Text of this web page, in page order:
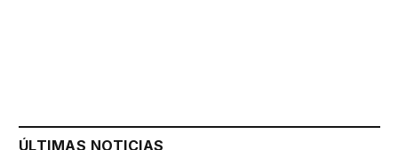
ÚLTIMAS NOTICIAS